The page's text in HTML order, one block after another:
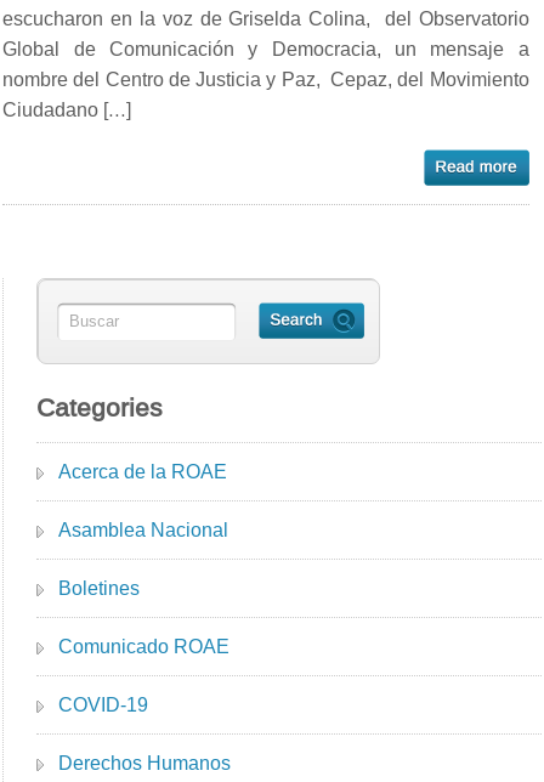
escucharon en la voz de Griselda Colina, del Observatorio
Global de Comunicación y Democracia, un mensaje a
nombre del Centro de Justicia y Paz, Cepaz, del Movimiento
Ciudadano […]
Categories
Acerca de la ROAE
Asamblea Nacional
Boletines
Comunicado ROAE
COVID-19
Derechos Humanos